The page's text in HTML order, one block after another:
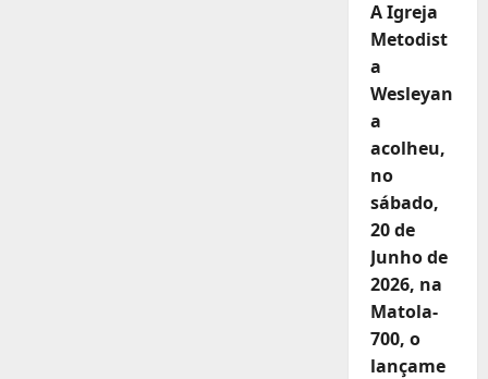
A Igreja
Metodist
a
Wesleyan
a
acolheu,
no
sábado,
20 de
Junho de
2026, na
Matola-
700, o
lançame